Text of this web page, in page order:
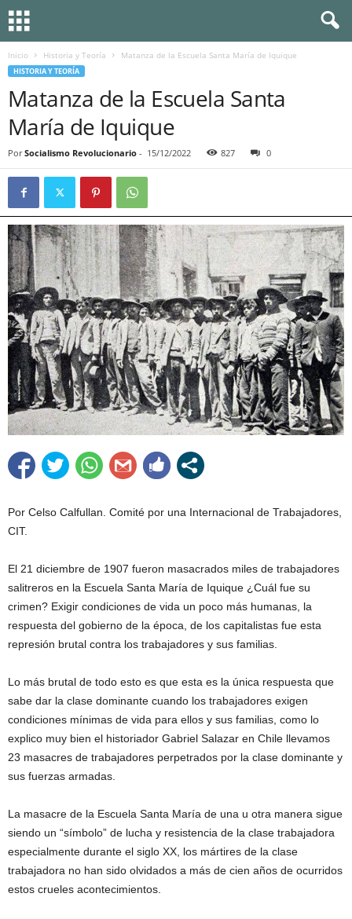
Inicio Historia y Teoría Matanza de la Escuela Santa María de Iquique
HISTORIA Y TEORÍA
Matanza de la Escuela Santa
María de Iquique
Por Socialismo Revolucionario - 15/12/2022 827 0
Por Celso Calfullan. Comité por una Internacional de Trabajadores,
CIT.
El 21 diciembre de 1907 fueron masacrados miles de trabajadores
salitreros en la Escuela Santa María de Iquique ¿Cuál fue su
crimen? Exigir condiciones de vida un poco más humanas, la
respuesta del gobierno de la época, de los capitalistas fue esta
represión brutal contra los trabajadores y sus familias.
Lo más brutal de todo esto es que esta es la única respuesta que
sabe dar la clase dominante cuando los trabajadores exigen
condiciones mínimas de vida para ellos y sus familias, como lo
explico muy bien el historiador Gabriel Salazar en Chile llevamos
23 masacres de trabajadores perpetrados por la clase dominante y
sus fuerzas armadas.
La masacre de la Escuela Santa María de una u otra manera sigue
siendo un “símbolo” de lucha y resistencia de la clase trabajadora
especialmente durante el siglo XX, los mártires de la clase
trabajadora no han sido olvidados a más de cien años de ocurridos
estos crueles acontecimientos.